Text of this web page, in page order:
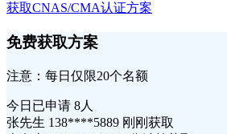
获取CNAS/CMA认证方案
免费获取方案
注意：每日仅限20个名额
今日已申请 8人
张先生 138****5889 刚刚获取